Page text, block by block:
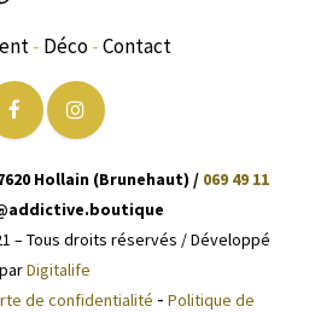
- Déco-Contact
Hollain (Brunehaut) / 069 49 11
– Tous droits réservés / Développé
parDigitalife
de confidentialité - Politique de